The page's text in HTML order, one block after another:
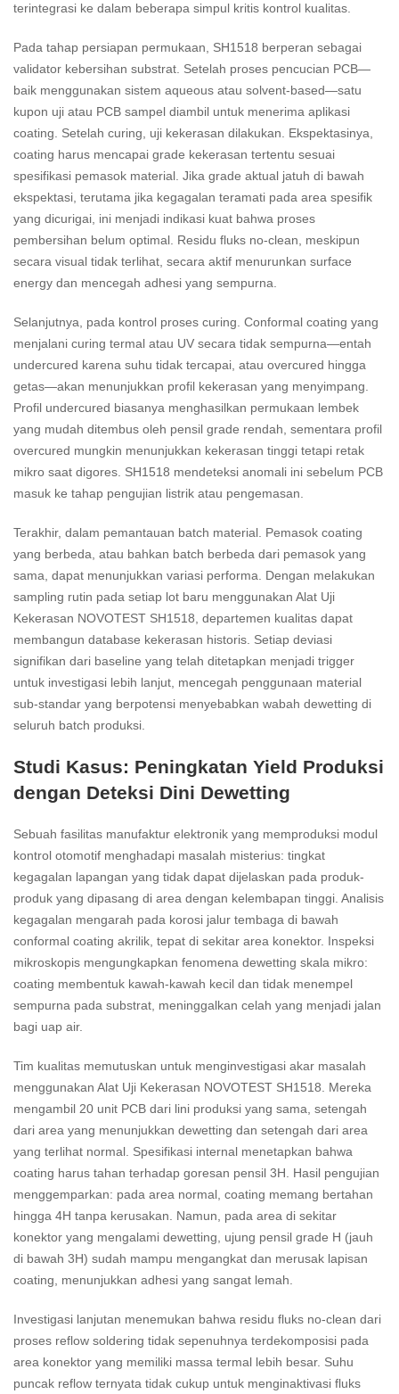
terintegrasi ke dalam beberapa simpul kritis kontrol kualitas.
Pada tahap persiapan permukaan, SH1518 berperan sebagai
validator kebersihan substrat. Setelah proses pencucian PCB—
baik menggunakan sistem aqueous atau solvent-based—satu
kupon uji atau PCB sampel diambil untuk menerima aplikasi
coating. Setelah curing, uji kekerasan dilakukan. Ekspektasinya,
coating harus mencapai grade kekerasan tertentu sesuai
spesifikasi pemasok material. Jika grade aktual jatuh di bawah
ekspektasi, terutama jika kegagalan teramati pada area spesifik
yang dicurigai, ini menjadi indikasi kuat bahwa proses
pembersihan belum optimal. Residu fluks no-clean, meskipun
secara visual tidak terlihat, secara aktif menurunkan surface
energy dan mencegah adhesi yang sempurna.
Selanjutnya, pada kontrol proses curing. Conformal coating yang
menjalani curing termal atau UV secara tidak sempurna—entah
undercured karena suhu tidak tercapai, atau overcured hingga
getas—akan menunjukkan profil kekerasan yang menyimpang.
Profil undercured biasanya menghasilkan permukaan lembek
yang mudah ditembus oleh pensil grade rendah, sementara profil
overcured mungkin menunjukkan kekerasan tinggi tetapi retak
mikro saat digores. SH1518 mendeteksi anomali ini sebelum PCB
masuk ke tahap pengujian listrik atau pengemasan.
Terakhir, dalam pemantauan batch material. Pemasok coating
yang berbeda, atau bahkan batch berbeda dari pemasok yang
sama, dapat menunjukkan variasi performa. Dengan melakukan
sampling rutin pada setiap lot baru menggunakan Alat Uji
Kekerasan NOVOTEST SH1518, departemen kualitas dapat
membangun database kekerasan historis. Setiap deviasi
signifikan dari baseline yang telah ditetapkan menjadi trigger
untuk investigasi lebih lanjut, mencegah penggunaan material
sub-standar yang berpotensi menyebabkan wabah dewetting di
seluruh batch produksi.
Studi Kasus: Peningkatan Yield Produksi
dengan Deteksi Dini Dewetting
Sebuah fasilitas manufaktur elektronik yang memproduksi modul
kontrol otomotif menghadapi masalah misterius: tingkat
kegagalan lapangan yang tidak dapat dijelaskan pada produk-
produk yang dipasang di area dengan kelembapan tinggi. Analisis
kegagalan mengarah pada korosi jalur tembaga di bawah
conformal coating akrilik, tepat di sekitar area konektor. Inspeksi
mikroskopis mengungkapkan fenomena dewetting skala mikro:
coating membentuk kawah-kawah kecil dan tidak menempel
sempurna pada substrat, meninggalkan celah yang menjadi jalan
bagi uap air.
Tim kualitas memutuskan untuk menginvestigasi akar masalah
menggunakan Alat Uji Kekerasan NOVOTEST SH1518. Mereka
mengambil 20 unit PCB dari lini produksi yang sama, setengah
dari area yang menunjukkan dewetting dan setengah dari area
yang terlihat normal. Spesifikasi internal menetapkan bahwa
coating harus tahan terhadap goresan pensil 3H. Hasil pengujian
menggemparkan: pada area normal, coating memang bertahan
hingga 4H tanpa kerusakan. Namun, pada area di sekitar
konektor yang mengalami dewetting, ujung pensil grade H (jauh
di bawah 3H) sudah mampu mengangkat dan merusak lapisan
coating, menunjukkan adhesi yang sangat lemah.
Investigasi lanjutan menemukan bahwa residu fluks no-clean dari
proses reflow soldering tidak sepenuhnya terdekomposisi pada
area konektor yang memiliki massa termal lebih besar. Suhu
puncak reflow ternyata tidak cukup untuk menginaktivasi fluks